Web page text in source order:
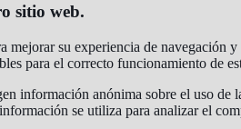
sitio web.
mejorar su experiencia de navegación
para el correcto funcionamiento de
información anónima sobre el uso de
se utiliza para analizar el